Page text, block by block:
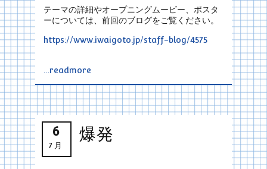
テーマの詳細やオープニングムービー、ポスタ
ーについては、前回のブログをご覧ください。
https://www.iwaigoto.jp/staff-blog/4575
…readmore
6
7月
爆発